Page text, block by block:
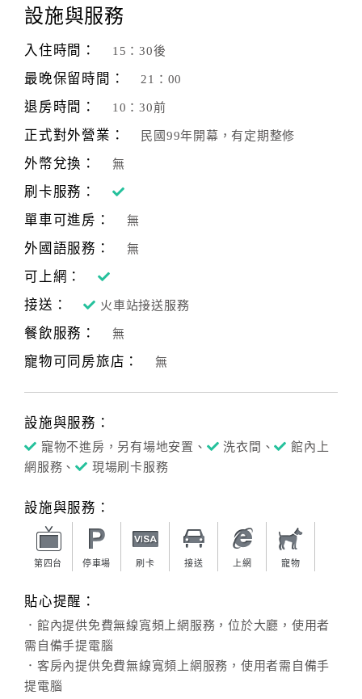
旅
伴
劃
商
品
傳
設施與服務
入住時間： 15：30後
最晚保留時間： 21：00
退房時間： 10：30前
正式對外營業： 民國99年開幕，有定期整修
外幣兌換： 無
刷卡服務：
單車可進房：
無
外國語服務： 無
可上網：
接送：
火車站接送服務
餐飲服務： 無
寵物可同房旅店： 無
設施與服務：
寵物不進房，另有場地安置、 洗衣間、
館內上
網服務、
現場刷卡服務
設施與服務：
第四台 停車場 刷卡 接送 上網 寵物
貼心提醒：
．館內提供免費無線寬頻上網服務，位於大廳，使用者
需自備手提電腦
．客房內提供免費無線寬頻上網服務，使用者需自備手
提電腦